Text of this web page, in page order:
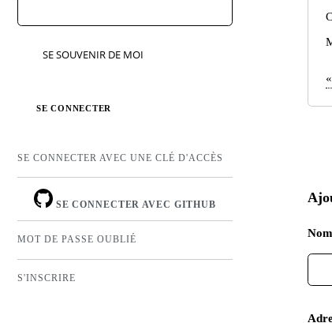
SE SOUVENIR DE MOI
SE CONNECTER AVEC UNE CLÉ D'ACCÈS
SE CONNECTER AVEC GITHUB
MOT DE PASSE OUBLIÉ
S'INSCRIRE